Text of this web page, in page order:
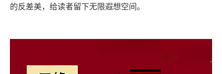
的反差美，给读者留下无限遐想空间。